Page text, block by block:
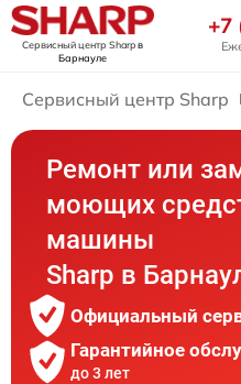
Сервисный центр Sharpв
Барнауле
+7
Сервисный центр Sharp
Ремонт или
моющих
машины
Sharp в
Официальный
Гарантийное
до 3 лет